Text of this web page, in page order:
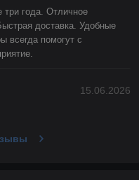
года. Отличное
доставка. Удобные
всегда помогут с
15.06.2026